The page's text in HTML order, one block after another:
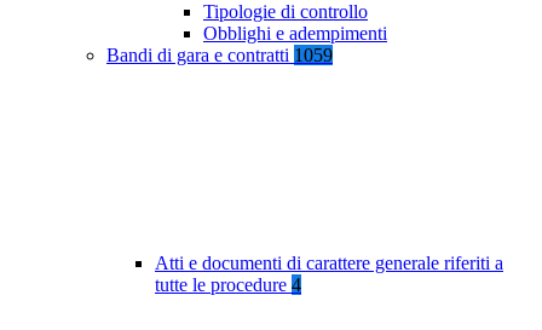
Tipologie di controllo
Obblighi e adempimenti
Bandi di gara e contratti 1059
Atti e documenti di carattere generale riferiti a
tutte le procedure 4